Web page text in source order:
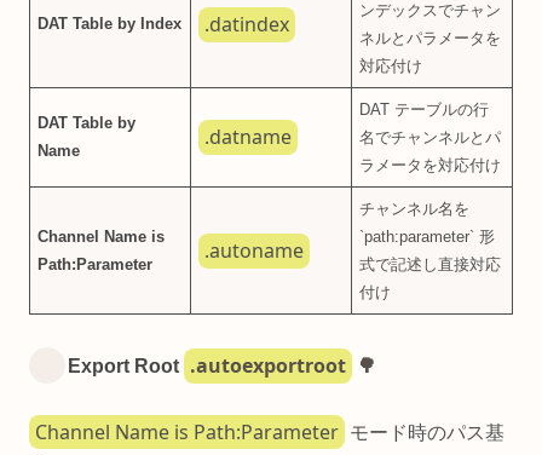
DAT Table by Index .datindex
ンデックスでチャン
ネルとパラメータを
対応付け
DAT Table by
Name
.datname
DAT テーブルの行
名でチャンネルとパ
ラメータを対応付け
Channel Name is
Path:Parameter
.autoname
チャンネル名を
`path:parameter` 形
式で記述し直接対応
付け
Export Root .autoexportroot 🌳
Channel Name is Path:Parameter
モード時のパス基